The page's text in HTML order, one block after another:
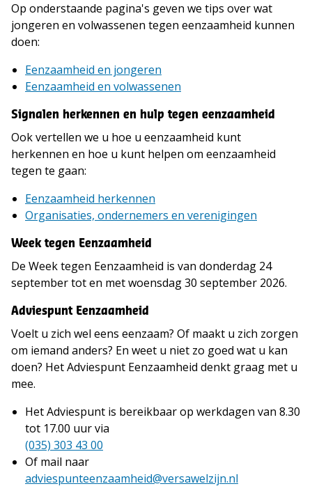
Op onderstaande pagina's geven we tips over wat
jongeren en volwassenen tegen eenzaamheid kunnen
doen:
Eenzaamheid en jongeren
Eenzaamheid en volwassenen
Signalen herkennen en hulp tegen eenzaamheid
Ook vertellen we u hoe u eenzaamheid kunt
herkennen en hoe u kunt helpen om eenzaamheid
tegen te gaan:
Eenzaamheid herkennen
Organisaties, ondernemers en verenigingen
Week tegen Eenzaamheid
De Week tegen Eenzaamheid is van donderdag 24
september tot en met woensdag 30 september 2026.
Adviespunt Eenzaamheid
Voelt u zich wel eens eenzaam? Of maakt u zich zorgen
om iemand anders? En weet u niet zo goed wat u kan
doen? Het Adviespunt Eenzaamheid denkt graag met u
mee.
Het Adviespunt is bereikbaar op werkdagen van 8.30
tot 17.00 uur via
(035) 303 43 00
Of mail naar
adviespunteenzaamheid@versawelzijn.nl